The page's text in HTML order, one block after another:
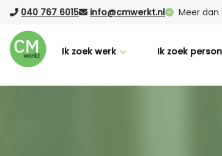
040 767 6015 info@cmwerkt.nl Meer dan
Ik zoek werk
Voor werknemers
Ik zoek
Voor